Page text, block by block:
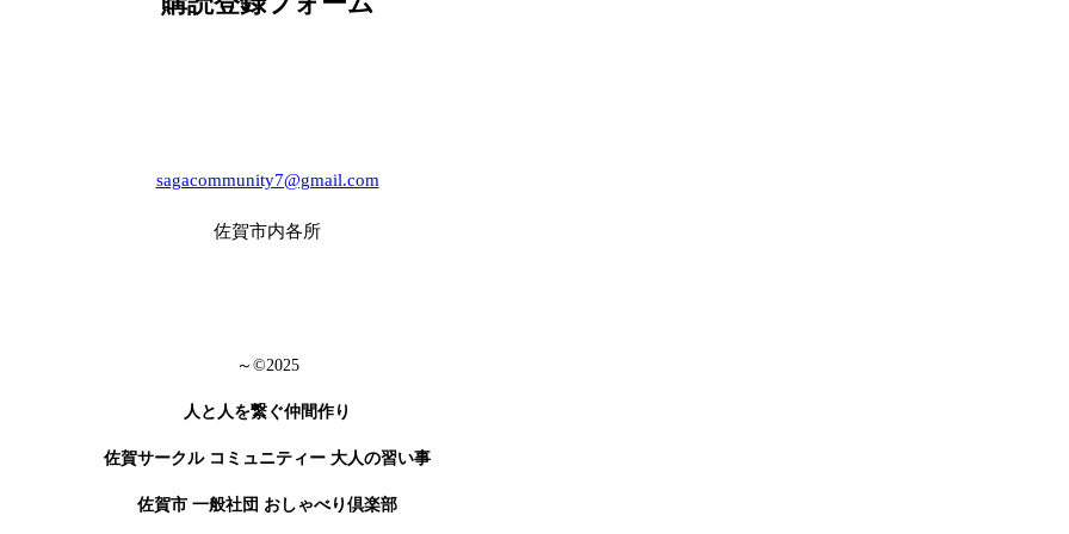
sagacommunity7@gmail.com
​佐賀市内各所​
～©2025
人と人を繋ぐ仲間作り
佐賀サークル コミュニティー 大人の習い事
佐賀市 一般社団 おしゃべり倶楽部